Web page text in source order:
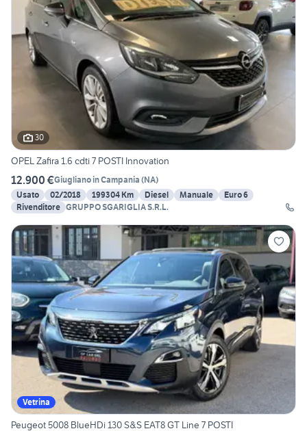
30
OPEL Zafira 1.6 cdti 7 POSTI Innovation
12.900 €Giugliano in Campania (NA)
Usato
02/2018 199304 Km Diesel Manuale
Euro 6
Rivenditore GRUPPO SGARIGLIA S.R.L.
Vetrina
Peugeot 5008 BlueHDi 130 S&S EAT8 GT Line 7 POSTI